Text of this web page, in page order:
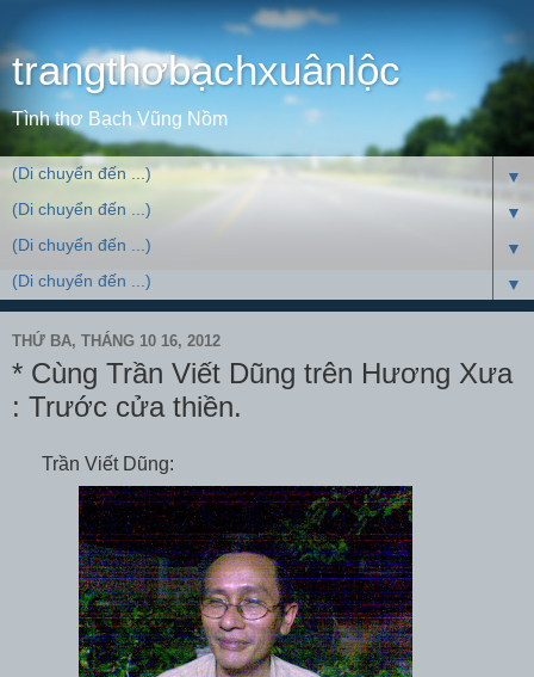
trangthơbạchxuânlộc
Tình thơ Bạch Vũng Nồm
▼
▼
▼
▼
THỨ BA, THÁNG 10 16, 2012
* Cùng Trần Viết Dũng trên Hương Xưa
: Trước cửa thiền.
Trần Viết Dũng: